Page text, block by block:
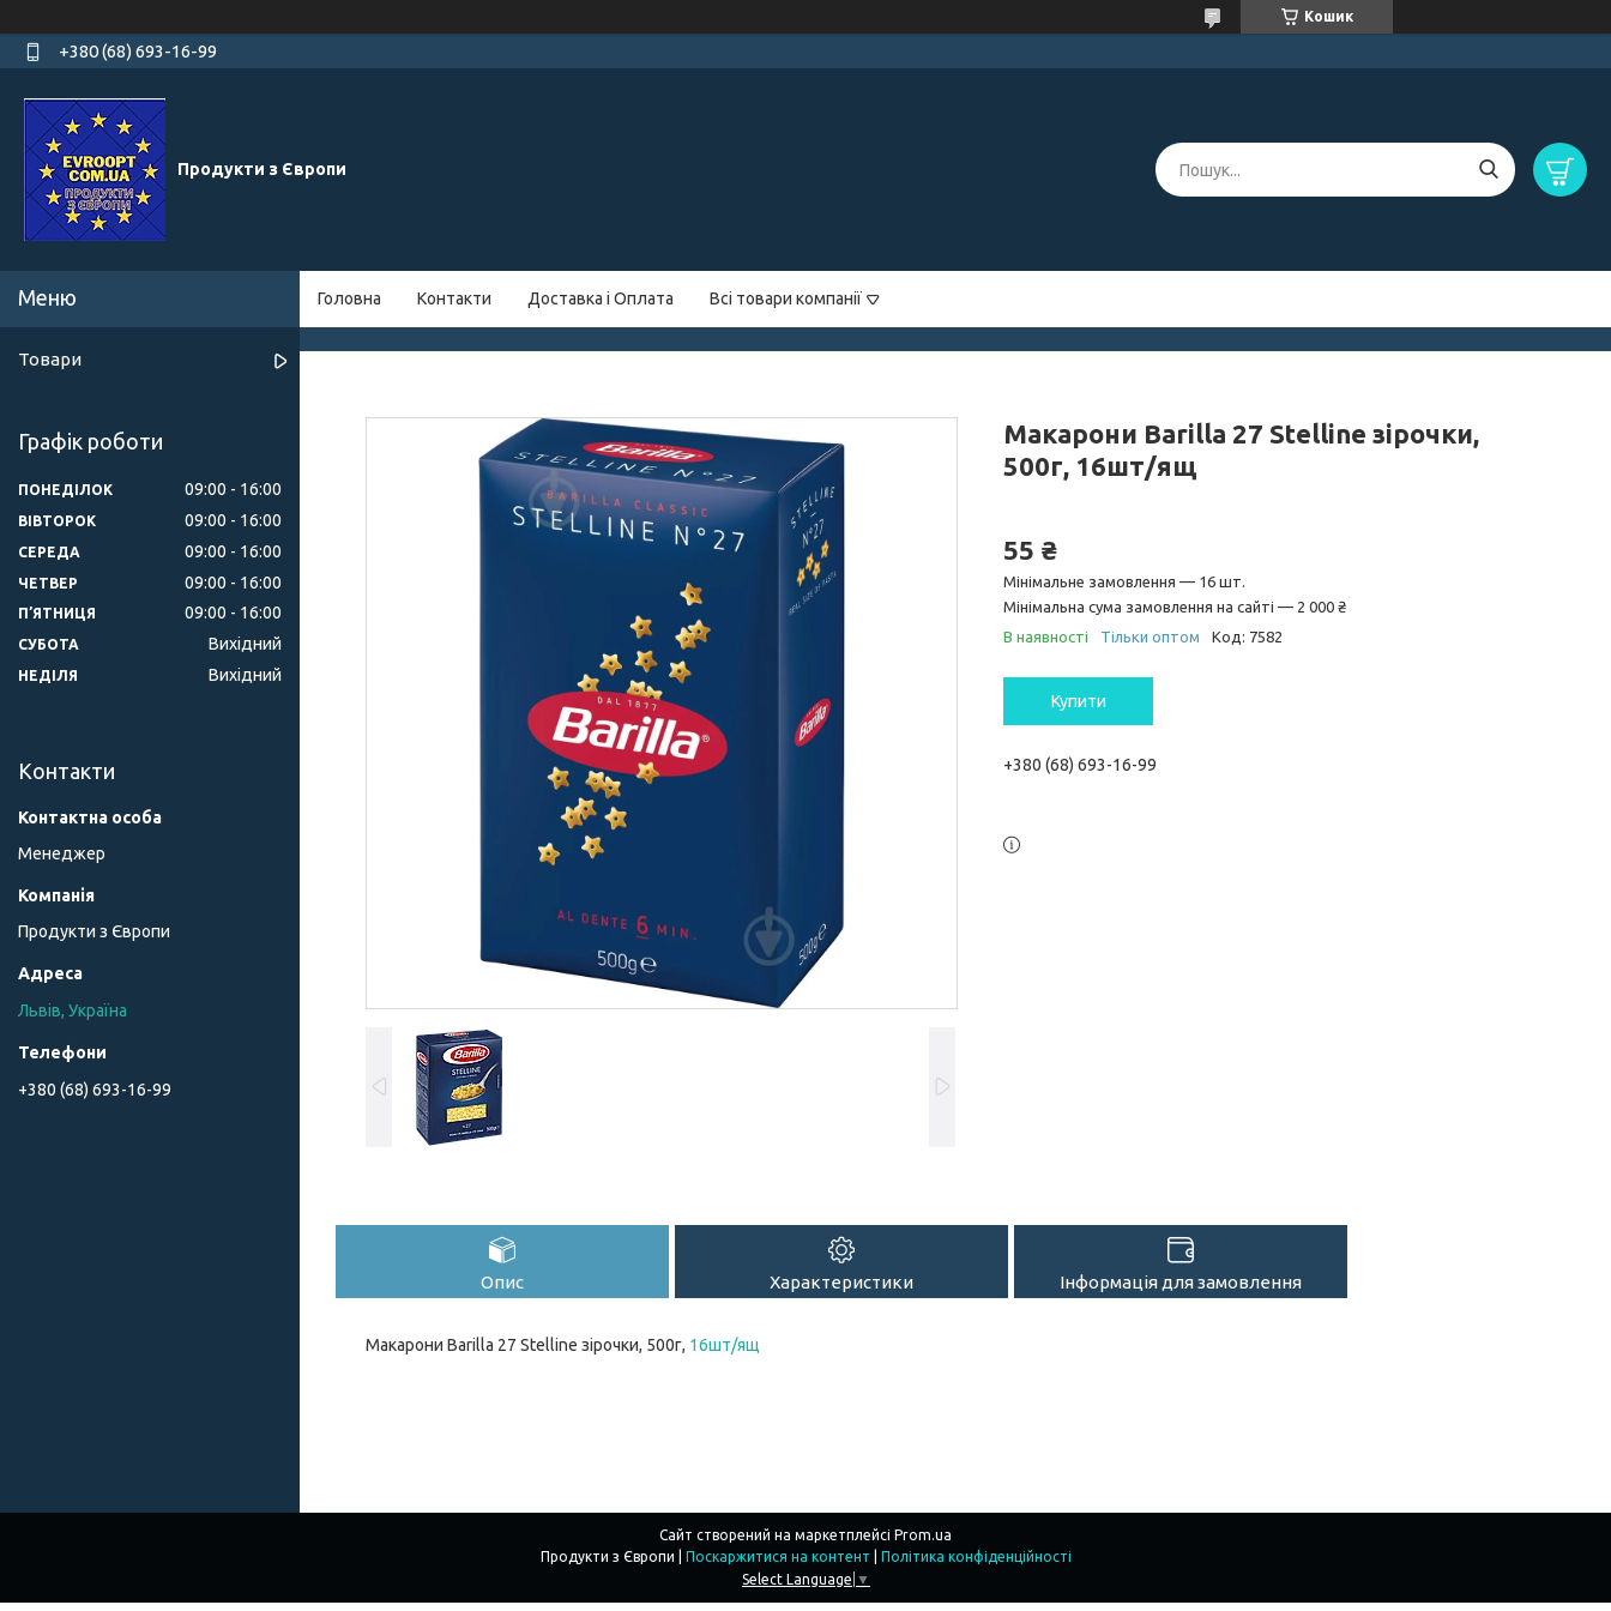
Кошик
+380 (68) 693-16-99
Продукти з Європи
Головна Контакти Доставка і Оплата Всі товари компанії
Макарони Barilla 27 Stelline зірочки,
500г, 16шт/ящ
55 ₴
Мінімальне замовлення — 16 шт.
Мінімальна сума замовлення на сайті — 2 000 ₴
В наявності
Тільки оптом Код: 7582
Купити
+380 (68) 693-16-99
Опис Характеристики Інформація для замовлення
Макарони Barilla 27 Stelline зірочки, 500г, 16шт/ящ
Товари
Графік роботи
ПОНЕДІЛОК 09:00 16:00
ВІВТОРОК 09:00 16:00
СЕРЕДА 09:00 16:00
ЧЕТВЕР 09:00 16:00
ПʼЯТНИЦЯ 09:00 16:00
СУБОТА Вихідний
НЕДІЛЯ Вихідний
Контакти
Менеджер
Продукти з Європи
Львів, Україна
+380 (68) 693-16-99
Сайт створений на маркетплейсі Prom.ua
Поскаржитися на контент
Політика конфіденційності
Select Language ▼